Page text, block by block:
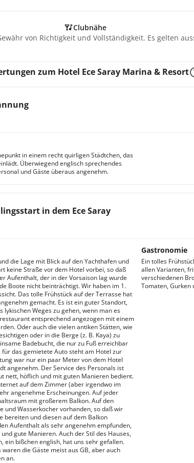
Clubnähe
von Richtigkeit und Vollständigkeit. Es gelten
zum Hotel Ece Saray Marina & Resort
in einem recht quirligen Städtchen, das
Überwiegend englisch sprechendes
und Gäste überaus angenehm.
in dem Ece Saray
die Lage mit Blick auf den Yachthafen und
keine Straße vor dem Hotel vorbei, so daß
Aufenthalt, der in der Vorsaison lag wurde
Boote nicht beinträchtigt. Wir haben im 1.
Das tolle Frühstück auf der Terrasse hat
gemacht. Es ist ein guter Standort,
lykischen Weges zu gehen, wenn man es
entsprechend angezogen mit einem
Oder auch die vielen antiken Stätten, wie
oder in die Berge (z. B. Kaya) zu
Badebucht, die nur zu Fuß erreichbar
das gemietete Auto steht am Hotel zur
war nur ein paar Meter von dem Hotel
angenehm. Der Service des Personals ist
nett, höflich und mit guten Manieren bedient.
auf dem Zimmer (aber irgendwo im
angenehme Erscheinungen. Auf jeder
mit großerem Balkon. Auf den
und Wasserkocher vorhanden, so daß wir
bereiten und diesen auf dem Balkon
Aufenthalt als sehr angenehm empfunden,
gute Manieren. Auch der Stil des Hauses,
ein bißchen english, hat uns sehr gefallen.
die Gäste meist aus GB, aber auch
an.
Gastronomie
Ein tolles
allen Varianten,
verschiedenen
Tomaten,